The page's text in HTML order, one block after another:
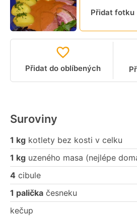
Přidat fotku
Přidat do oblíbených
Suroviny
1 kg kotlety bez kosti v celku
1 kg uzeného masa (nejlépe
4 cibule
1 palička česneku
kečup